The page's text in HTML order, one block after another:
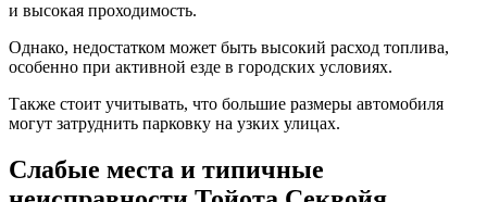
и высокая проходимость.
Однако, недостатком может быть высокий расход топлива,
особенно при активной езде в городских условиях.
Также стоит учитывать, что большие размеры автомобиля
могут затруднить парковку на узких улицах.
Слабые места и типичные